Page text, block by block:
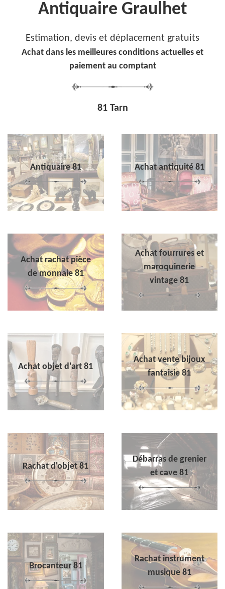
Antiquaire Graulhet
Estimation, devis et déplacement gratuits
Achat dans les meilleures conditions actuelles et
paiement au comptant
81 Tarn
Antiquaire 81 Achat antiquité 81
Achat rachat pièce
de monnaie 81
Achat fourrures et
maroquinerie
vintage 81
Achat objet d'art 81
Achat vente bijoux
fantaisie 81
Rachat d'objet 81
Débarras de grenier
et cave 81
Brocanteur 81
Rachat instrument
musique 81